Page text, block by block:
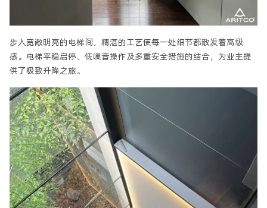
步入宽敞明亮的电梯间，精湛的工艺使每一处细节都散发着高级
感。电梯平稳启停、低噪音操作及多重安全措施的结合，为业主提
供了极致升降之旅。